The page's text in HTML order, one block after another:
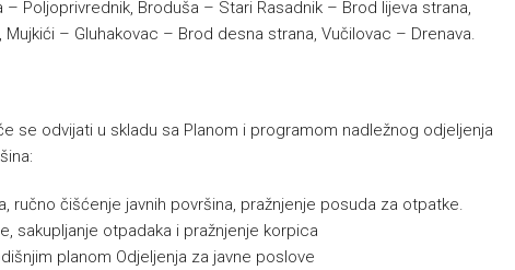
Poljoprivrednik, Broduša – Stari Rasadnik – Brod lijeva strana,
– Gluhakovac – Brod desna strana, Vučilovac – Drenava.
se odvijati u skladu sa Planom i programom nadležnog odjeljenja
ručno čišćenje javnih površina, pražnjenje posuda za otpatke.
sakupljanje otpadaka i pražnjenje korpica
planom Odjeljenja za javne poslove